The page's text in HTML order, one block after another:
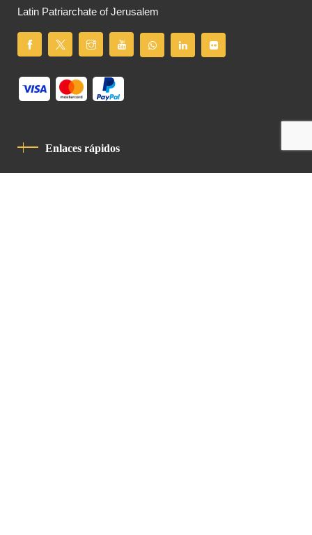
Latin Patriarchate of Jerusalem
Enlaces rápidos